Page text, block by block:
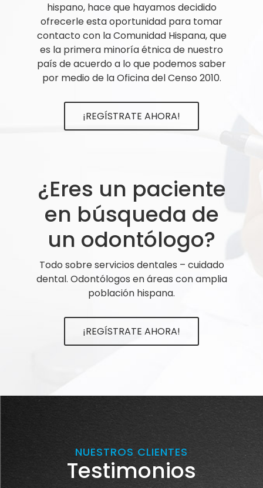
hispano, hace que hayamos decidido
ofrecerle esta oportunidad para tomar
contacto con la Comunidad Hispana, que
es la primera minoría étnica de nuestro
país de acuerdo a lo que podemos saber
por medio de la Oficina del Censo 2010.
¡REGÍSTRATE AHORA!
¿Eres un paciente
en búsqueda de
un odontólogo?
Todo sobre servicios dentales – cuidado
dental. Odontólogos en áreas con amplia
población hispana.
¡REGÍSTRATE AHORA!
NUESTROS CLIENTES
Testimonios